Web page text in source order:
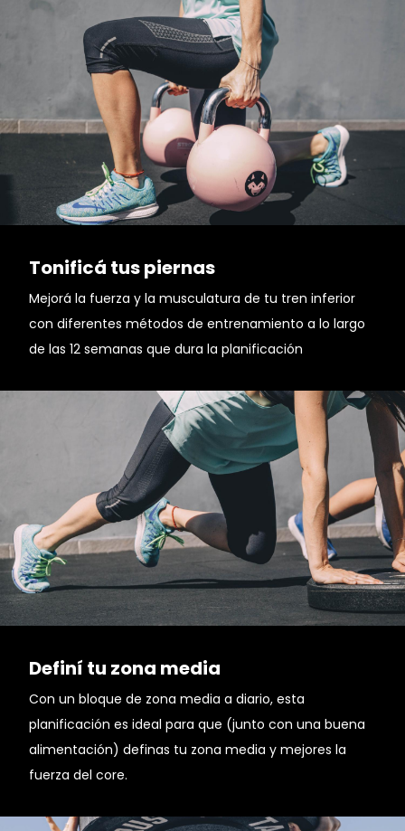
Tonificá tus piernas
Mejorá la fuerza y la musculatura de tu tren inferior
con diferentes métodos de entrenamiento a lo largo
de las 12 semanas que dura la planificación
Definí tu zona media
Con un bloque de zona media a diario, esta
planificación es ideal para que (junto con una buena
alimentación) definas tu zona media y mejores la
fuerza del core.